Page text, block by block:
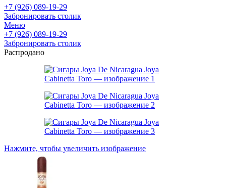
+7 (926) 089-19-29
Забронировать столик
Меню
+7 (926) 089-19-29
Забронировать столик
Распродано
Нажмите, чтобы увеличить изображение